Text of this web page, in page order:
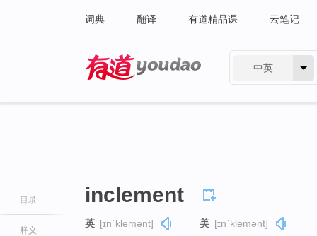
词典 翻译 有道精品课 云笔记
中英
目录
释义
inclement
英 [ɪnˈklemənt] 美 [ɪnˈklemənt]